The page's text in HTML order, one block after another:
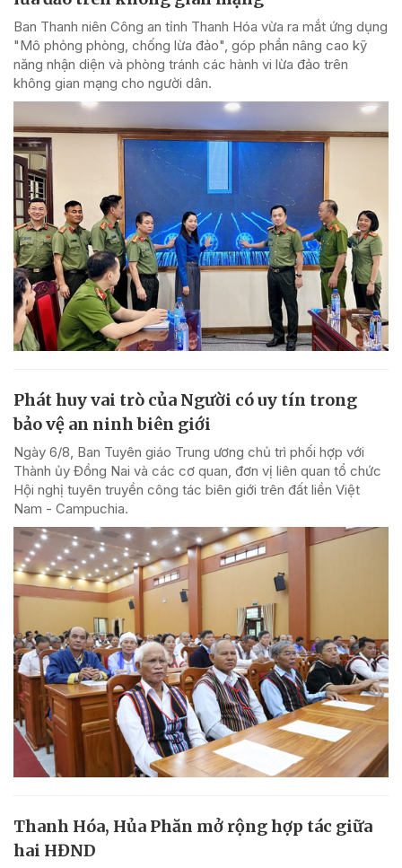
Ban Thanh niên Công an tỉnh Thanh Hóa vừa ra mắt ứng dụng
"Mô phỏng phòng, chống lừa đảo", góp phần nâng cao kỹ
năng nhận diện và phòng tránh các hành vi lừa đảo trên
không gian mạng cho người dân.
Phát huy vai trò của Người có uy tín trong
bảo vệ an ninh biên giới
Ngày 6/8, Ban Tuyên giáo Trung ương chủ trì phối hợp với
Thành ủy Đồng Nai và các cơ quan, đơn vị liên quan tổ chức
Hội nghị tuyên truyền công tác biên giới trên đất liền Việt
Nam - Campuchia.
Thanh Hóa, Hủa Phăn mở rộng hợp tác giữa
hai HĐND